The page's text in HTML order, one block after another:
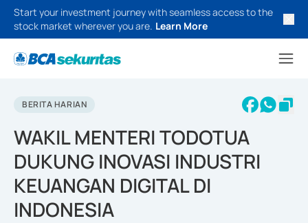
Start your investment journey with seamless access to the
stock market wherever you are. Learn More
BERITA HARIAN
WAKIL MENTERI TODOTUA
DUKUNG INOVASI INDUSTRI
KEUANGAN DIGITAL DI
INDONESIA